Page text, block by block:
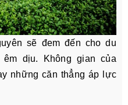
sẽ đem đến cho du
dịu. Không gian của
những căn thẳng áp lực